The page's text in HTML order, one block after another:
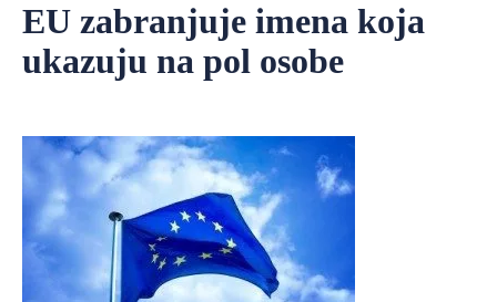
EU zabranjuje imena koja
ukazuju na pol osobe